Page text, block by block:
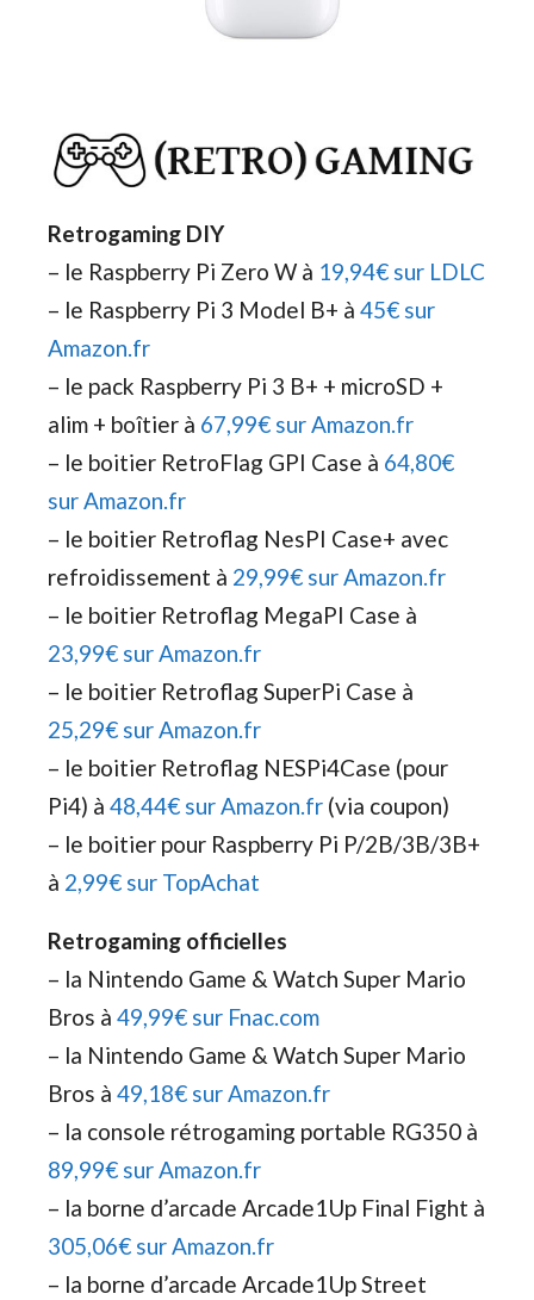
Retrogaming DIY
– le Raspberry Pi Zero W à 19,94€ sur LDLC
– le Raspberry Pi 3 Model B+ à 45€ sur
Amazon.fr
– le pack Raspberry Pi 3 B+ + microSD +
alim + boîtier à 67,99€ sur Amazon.fr
– le boitier RetroFlag GPI Case à 64,80€
sur Amazon.fr
– le boitier Retroflag NesPI Case+ avec
refroidissement à 29,99€ sur Amazon.fr
– le boitier Retroflag MegaPI Case à
23,99€ sur Amazon.fr
– le boitier Retroflag SuperPi Case à
25,29€ sur Amazon.fr
– le boitier Retroflag NESPi4Case (pour
Pi4) à 48,44€ sur Amazon.fr (via coupon)
– le boitier pour Raspberry Pi P/2B/3B/3B+
à 2,99€ sur TopAchat
Retrogaming officielles
– la Nintendo Game & Watch Super Mario
Bros à 49,99€ sur Fnac.com
– la Nintendo Game & Watch Super Mario
Bros à 49,18€ sur Amazon.fr
– la console rétrogaming portable RG350 à
89,99€ sur Amazon.fr
– la borne d’arcade Arcade1Up Final Fight à
305,06€ sur Amazon.fr
– la borne d’arcade Arcade1Up Street